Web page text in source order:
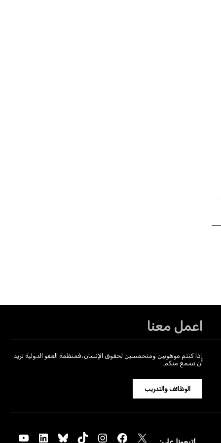
اعمل معنا
إذا كنتم موهوبين ومتحمسين لحقوق الإنسان، فمنظمة العفو الدولية تريد
أن تسمع منكم.
الوظائف والتدريب
X
Facebook
Instagram
TikTok
Bluesky
LinkedIn
YouTube